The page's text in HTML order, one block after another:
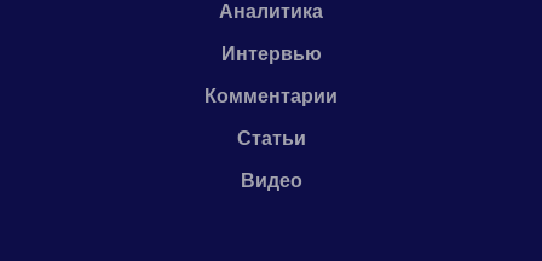
Аналитика
Интервью
Комментарии
Статьи
Видео